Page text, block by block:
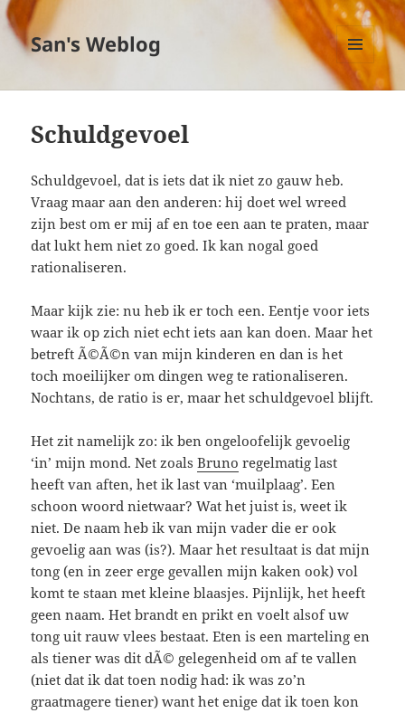
San's Weblog
MENU
EN
Schuldgevoel
Schuldgevoel, dat is iets dat ik niet zo gauw heb.
Vraag maar aan den anderen: hij doet wel wreed
zijn best om er mij af en toe een aan te praten, maar
dat lukt hem niet zo goed. Ik kan nogal goed
rationaliseren.
Maar kijk zie: nu heb ik er toch een. Eentje voor iets
waar ik op zich niet echt iets aan kan doen. Maar het
betreft Ã©Ã©n van mijn kinderen en dan is het
toch moeilijker om dingen weg te rationaliseren.
Nochtans, de ratio is er, maar het schuldgevoel blijft.
Het zit namelijk zo: ik ben ongeloofelijk gevoelig
‘in’ mijn mond. Net zoalsBruno regelmatig last
heeft van aften, het ik last van ‘muilplaag’. Een
schoon woord nietwaar? Wat het juist is, weet ik
niet. De naam heb ik van mijn vader die er ook
gevoelig aan was (is?). Maar het resultaat is dat mijn
tong (en in zeer erge gevallen mijn kaken ook) vol
komt te staan met kleine blaasjes. Pijnlijk, het heeft
geen naam. Het brandt en prikt en voelt alsof uw
tong uit rauw vlees bestaat. Eten is een marteling en
als tiener was dit dÃ© gelegenheid om af te vallen
(niet dat ik dat toen nodig had: ik was zo’n
graatmagere tiener) want het enige dat ik toen kon